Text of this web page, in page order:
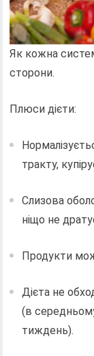
Як кожна
сторони.
Плюси дієти:
тракту,
Слизова
ніщо не
Продукти
Дієта не
(в
тиждень).